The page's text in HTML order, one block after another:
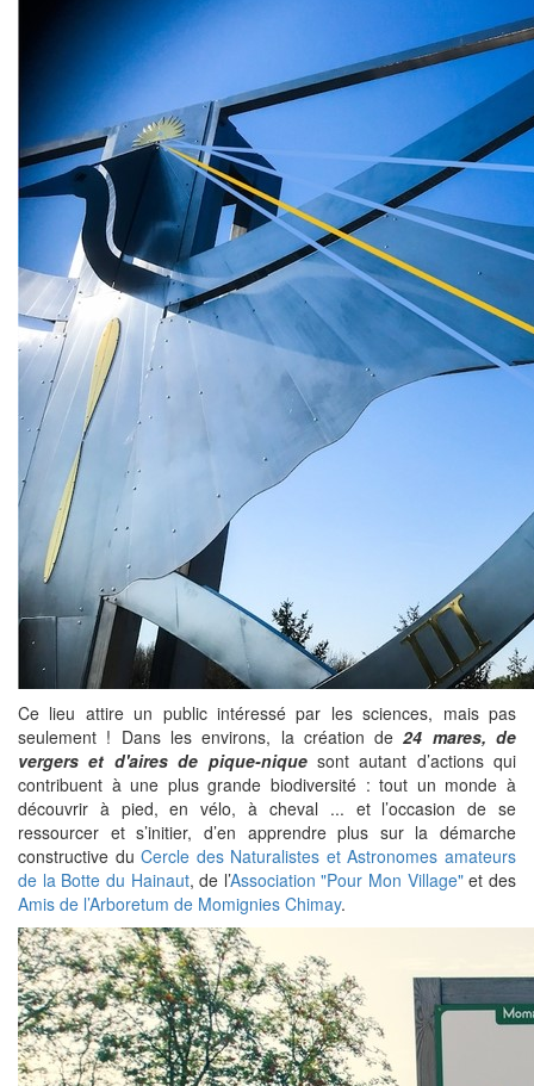
Ce lieu attire un public intéressé par les sciences, mais pas
seulement ! Dans les environs, la création de24 mares, de
vergers et d'aires de pique-niquesont autant d’actions qui
contribuent à une plus grande biodiversité : tout un monde à
découvrir à pied, en vélo, à cheval ... et l’occasion de se
ressourcer et s’initier, d’en apprendre plus sur la démarche
constructive duCercle des Naturalistes et Astronomes amateurs
de la Botte du Hainaut, de l’Association "Pour Mon Village"et des
Amis de l’Arboretum de Momignies Chimay.